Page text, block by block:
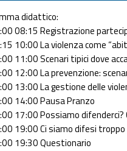
didattico:
08:15 Registrazione
10:00 La violenza come
11:00 Scenari tipici dove
12:00 La prevenzione:
13:00 La gestione delle
14:00 Pausa Pranzo
17:00 Possiamo difenderci?
19:00 Ci siamo difesi troppo
19:30 Questionario